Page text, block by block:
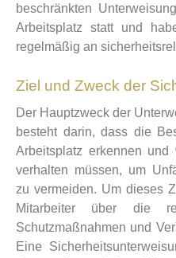
beschränkten
Arbeitsplatz statt und
regelmäßig an
Ziel und Zweck der
Der Hauptzweck der
besteht darin, dass die
Arbeitsplatz erkennen
verhalten müssen, um
zu vermeiden. Um dieses
Mitarbeiter über die
Schutzmaßnahmen und
Eine